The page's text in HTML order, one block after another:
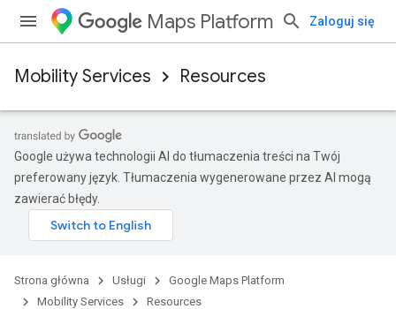
Maps Platform Zaloguj się
Mobility Services Resources
Google używa technologii AI do tłumaczenia treści na Twój
preferowany język. Tłumaczenia wygenerowane przez AI mogą
zawierać błędy.
Strona główna Usługi
Google Maps Platform
Mobility Services
Resources